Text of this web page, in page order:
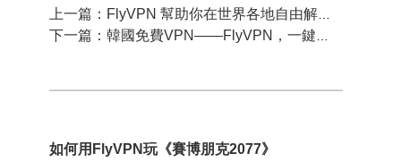
上一篇：FlyVPN 幫助你在世界各地自由解鎖法國 Netflix
如何用FlyVPN玩《賽博朋克2077》